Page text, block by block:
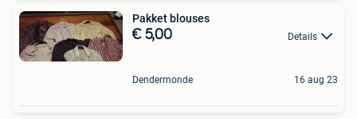
Pakket blouses
€ 5,00 Details
Dendermonde 16 aug 23